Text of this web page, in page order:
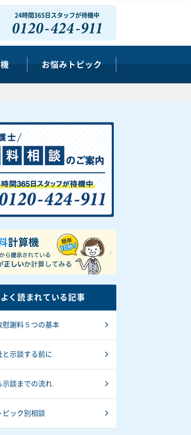
24時間365日スタッフが待機中
0120-424-911
お悩みトピック
よく読まれている記事
慰謝料５つの基本
と示談する前に
示談までの流れ
ピック別相談